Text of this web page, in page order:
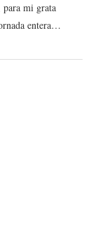
para mi grata
entera…